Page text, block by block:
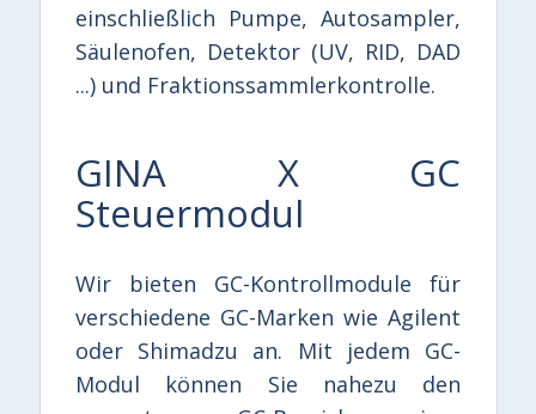
einschließlich Pumpe, Autosampler,
Säulenofen, Detektor (UV, RID, DAD
...) und Fraktionssammlerkontrolle.
GINA X GC
Steuermodul
Wir bieten GC-Kontrollmodule für
verschiedene GC-Marken wie Agilent
oder Shimadzu an. Mit jedem GC-
Modul können Sie nahezu den